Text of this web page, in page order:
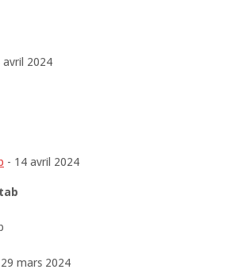
avril 2024
- 14 avril 2024
29 mars 2024